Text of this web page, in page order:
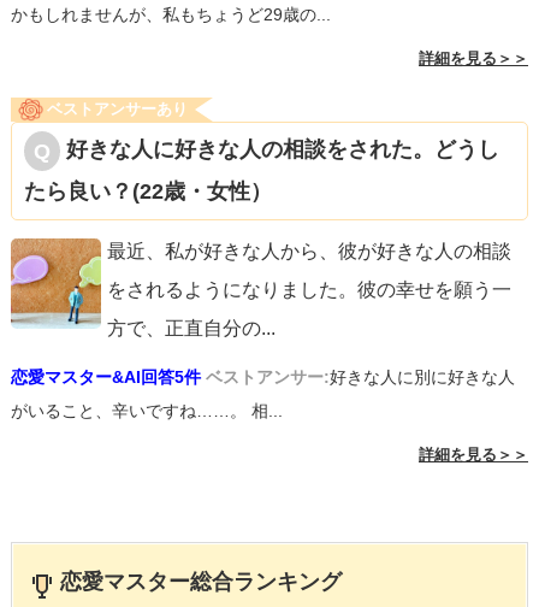
かもしれませんが、私もちょうど29歳の...
詳細を見る＞＞
ベストアンサーあり
好きな人に好きな人の相談をされた。どうし
たら良い？(22歳・女性）
最近、私が好きな人から、彼が好きな人の相談
をされるようになりました。彼の幸せを願う一
方で、正直自分の...
恋愛マスター&AI回答5件 ベストアンサー:好きな人に別に好きな人
がいること、辛いですね……。 相...
詳細を見る＞＞
恋愛マスター総合ランキング